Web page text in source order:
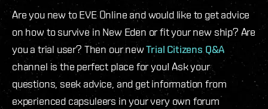
Are you new to EVE Online and would like to get advice
on how to survive in New Eden or fit your new ship? Are
you a trial user? Then our newTrial Citizens Q&A
channel is the perfect place for you! Ask your
questions, seek advice, and get information from
experienced capsuleers in your very own forum